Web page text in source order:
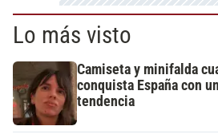
Lo más visto
Camiseta y minifalda
conquista España con
tendencia